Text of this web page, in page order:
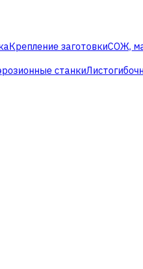
Крепление заготовкиСОЖ,
станки